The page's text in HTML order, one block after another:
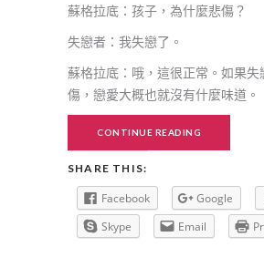
蘇格拉底：孩子，為什麼悲傷？
失戀者：我失戀了。
蘇格拉底：哦，這很正常。如果失
傷，戀愛大概也就沒有什麼味道。
CONTINUE READING
SHARE THIS:
Facebook Google
Skype
Email